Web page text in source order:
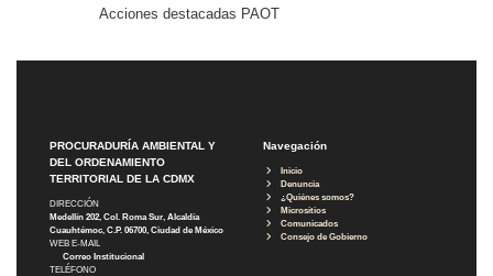
Acciones destacadas PAOT
PROCURADURÍA AMBIENTAL Y
DEL ORDENAMIENTO
TERRITORIAL DE LA CDMX
DIRECCIÓN
Medellín 202, Col. Roma Sur, Alcaldía
Cuauhtémoc, C.P. 06700, Ciudad de México
WEB E-MAIL
Correo Institucional
TELÉFONO
Navegación
Inicio
Denuncia
¿Quiénes somos?
Micrositios
Comunicados
Consejo de Gobierno